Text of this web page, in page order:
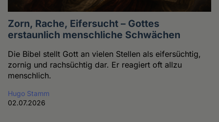
Zorn, Rache, Eifersucht – Gottes
erstaunlich menschliche Schwächen
Die Bibel stellt Gott an vielen Stellen als eifersüchtig,
zornig und rachsüchtig dar. Er reagiert oft allzu
menschlich.
Hugo Stamm
02.07.2026